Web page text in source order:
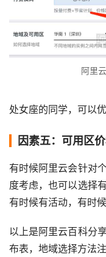
阿里
处女座的同学，可以
因素五：可用区
有时候阿里云会针对
度考虑，也可以选择
有时候有活动，有时候
以上是阿里云百科分
布表，地域选择方法